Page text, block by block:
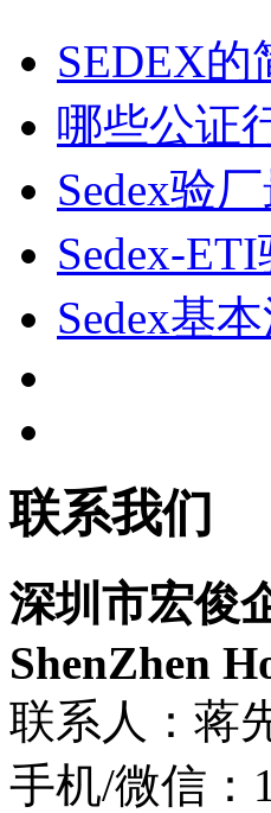
SEDEX的
哪些公证
Sedex验
Sedex-
Sedex基
联系我们
深圳市宏俊
ShenZhen
联系人：蒋
手机/微信：